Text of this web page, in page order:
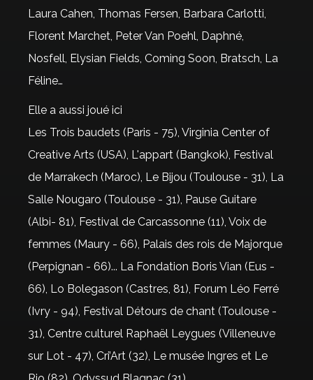
Laura Cahen, Thomas Fersen, Barbara Carlotti,
Florent Marchet, Peter Van Poehl, Daphné,
Nosfell, Elysian Fields, Coming Soon, Bratsch, La
Féline…
Elle a aussi joué ici
Les Trois baudets (Paris - 75), Virginia Center of
Creative Arts (USA), L'appart (Bangkok), Festival
de Marrakech (Maroc), Le Bijou (Toulouse - 31), La
Salle Nougaro (Toulouse - 31), Pause Guitare
(Albi- 81), Festival de Carcassonne (11), Voix de
femmes (Maury - 66), Palais des rois de Majorque
(Perpignan - 66)... La Fondation Boris Vian (Eus -
66), Lo Bolegason (Castres, 81), Forum Léo Ferré
(Ivry - 94), Festival Détours de chant (Toulouse -
31), Centre culturel Raphaël Leygues (Villeneuve
sur Lot - 47), Cri’Art (32), Le musée Ingres et Le